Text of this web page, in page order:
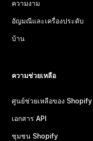
ความงาม
อัญมณีและเครื่องประดับ
บ้าน
ความช่วยเหลือ
ศูนย์ช่วยเหลือของ Shopify
เอกสาร API
ชุมชน Shopify